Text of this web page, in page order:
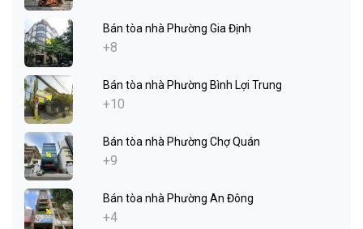
Bán tòa nhà Phường Gia Định
+8
Bán tòa nhà Phường Bình Lợi Trung
+10
Bán tòa nhà Phường Chợ Quán
+9
Bán tòa nhà Phường An Đông
+4